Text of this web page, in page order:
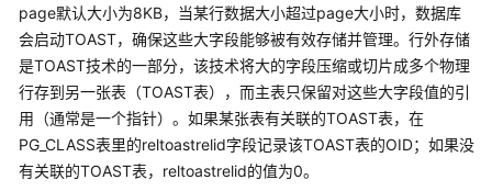
_V2.0-
8.x）
开
发
（分
page默认大小为8KB，当某行数据大小超过page大小时，数据库
会启动TOAST，确保这些大字段能够被有效存储并管理。行外存储
是TOAST技术的一部分，该技术将大的字段压缩或切片成多个物理
行存到另一张表（TOAST表），而主表只保留对这些大字段值的引
用（通常是一个指针）。如果某张表有关联的TOAST表，在
PG_CLASS表里的reltoastrelid字段记录该TOAST表的OID；如果没
有关联的TOAST表，reltoastrelid的值为0。